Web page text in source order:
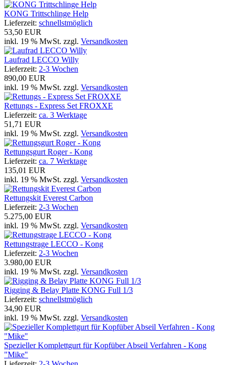
KONG Trittschlinge Help
Lieferzeit: schnellstmöglich
53,50 EUR
inkl. 19 % MwSt. zzgl. Versandkosten
Laufrad LECCO Willy
Lieferzeit: 2-3 Wochen
890,00 EUR
inkl. 19 % MwSt. zzgl. Versandkosten
Rettungs - Express Set FROXXE
Lieferzeit: ca. 3 Werktage
51,71 EUR
inkl. 19 % MwSt. zzgl. Versandkosten
Rettungsgurt Roger - Kong
Lieferzeit: ca. 7 Werktage
135,01 EUR
inkl. 19 % MwSt. zzgl. Versandkosten
Rettungskit Everest Carbon
Lieferzeit: 2-3 Wochen
5.275,00 EUR
inkl. 19 % MwSt. zzgl. Versandkosten
Rettungstrage LECCO - Kong
Lieferzeit: 2-3 Wochen
3.980,00 EUR
inkl. 19 % MwSt. zzgl. Versandkosten
Rigging & Belay Platte KONG Full 1/3
Lieferzeit: schnellstmöglich
34,90 EUR
inkl. 19 % MwSt. zzgl. Versandkosten
Spezieller Komplettgurt für Kopfüber Abseil Verfahren - Kong
"Mike"